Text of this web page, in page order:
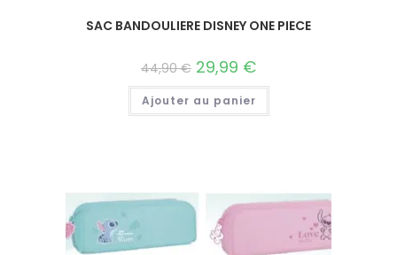
SAC BANDOULIERE DISNEY ONE PIECE
44,90€ 29,99 €
Ajouter au panier